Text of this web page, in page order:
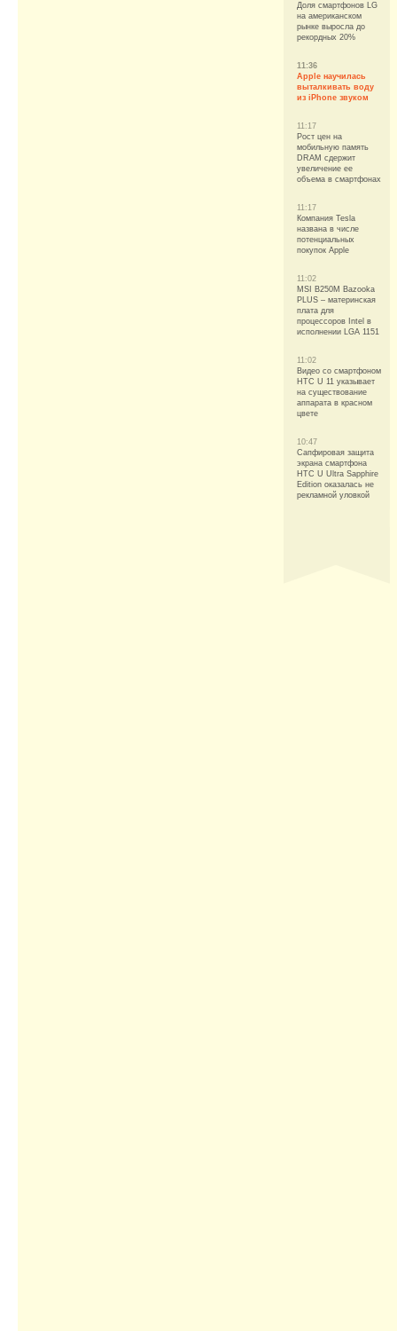
Доля смартфонов LG
на американском
рынке выросла до
рекордных 20%
11:36
Apple научилась
выталкивать воду
из iPhone звуком
11:17
Рост цен на
мобильную память
DRAM сдержит
увеличение ее
объема в смартфонах
11:17
Компания Tesla
названа в числе
потенциальных
покупок Apple
11:02
MSI B250M Bazooka
PLUS – материнская
плата для
процессоров Intel в
исполнении LGA 1151
11:02
Видео со смартфоном
HTC U 11 указывает
на существование
аппарата в красном
цвете
10:47
Сапфировая защита
экрана смартфона
HTC U Ultra Sapphire
Edition оказалась не
рекламной уловкой